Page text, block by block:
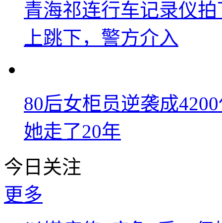
青海祁连行车记录仪
上跳下，警方介入
80后女柜员逆袭成
她走了20年
今日关注
更多